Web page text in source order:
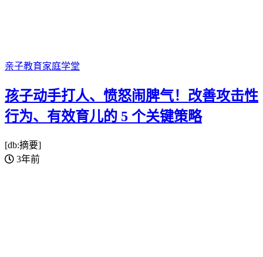
亲子教育家庭学堂
孩子动手打人、愤怒闹脾气！改善攻击性
行为、有效育儿的 5 个关键策略
[db:摘要]
3年前